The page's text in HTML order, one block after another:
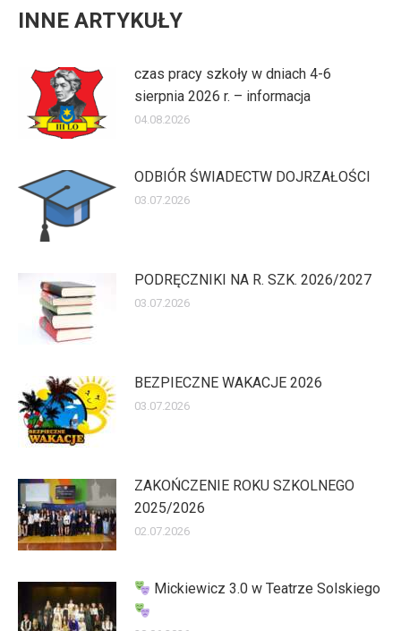
INNE ARTYKUŁY
czas pracy szkoły w dniach 4-6
sierpnia 2026 r. – informacja
04.08.2026
ODBIÓR ŚWIADECTW DOJRZAŁOŚCI
03.07.2026
PODRĘCZNIKI NA R. SZK. 2026/2027
03.07.2026
BEZPIECZNE WAKACJE 2026
03.07.2026
ZAKOŃCZENIE ROKU SZKOLNEGO
2025/2026
02.07.2026
Mickiewicz 3.0 w Teatrze Solskiego